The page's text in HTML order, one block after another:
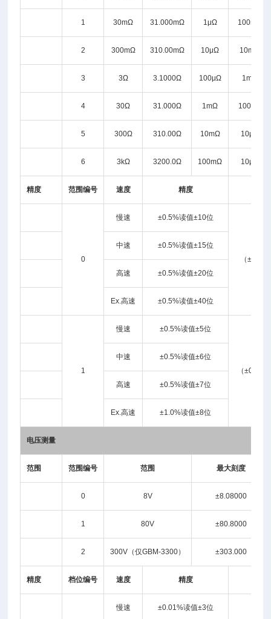
1 30mΩ 31.000mΩ 1μΩ 100mA
2 300mΩ 310.00mΩ 10μΩ 10mA
3 3Ω 3.1000Ω 100μΩ 1mA
4 30Ω 31.000Ω 1mΩ 100μA
5 300Ω 310.00Ω 10mΩ 10μA
6 3kΩ 3200.0Ω 100mΩ 10μA
精度 范围编号 速度 精度
0
慢速 ±0.5%读值±10位
（
中速 ±0.5%读值±15位
高速 ±0.5%读值±20位
Ex.高速 ±0.5%读值±40位
1
慢速 ±0.5%读值±5位
（
中速 ±0.5%读值±6位
高速 ±0.5%读值±7位
Ex.高速 ±1.0%读值±8位
电压测量
范围 范围编号 范围 最大刻度
0 8V ±8.08000
1 80V ±80.8000
2 300V（仅GBM-3300） ±303.000
精度 档位编号 速度 精度
慢速 ±0.01%读值±3位